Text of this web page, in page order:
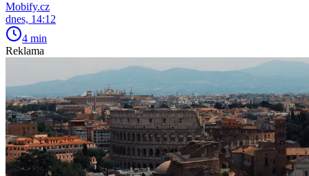
Mobify.cz
dnes, 14:12
4 min
Reklama